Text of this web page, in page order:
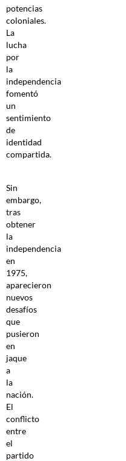
potencias
coloniales.
La
lucha
por
la
independencia
fomentó
un
sentimiento
de
identidad
compartida.
Sin
embargo,
tras
obtener
la
independencia
en
1975,
aparecieron
nuevos
desafíos
que
pusieron
en
jaque
a
la
nación.
El
conflicto
entre
el
partido